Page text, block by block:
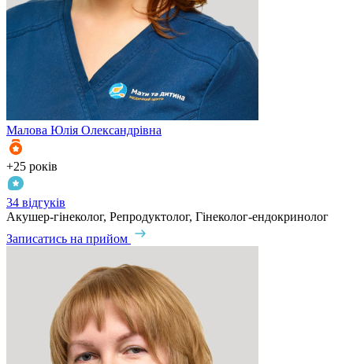
Малова Юлія Олександрівна
+25 років
34 відгуків
Акушер-гінеколог, Репродуктолог, Гінеколог-ендокринолог
Записатись на прийом